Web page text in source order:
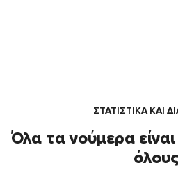
ΣΤΑΤΙΣΤΙΚΑ ΚΑΙ
Όλα τα νούμερα
όλους